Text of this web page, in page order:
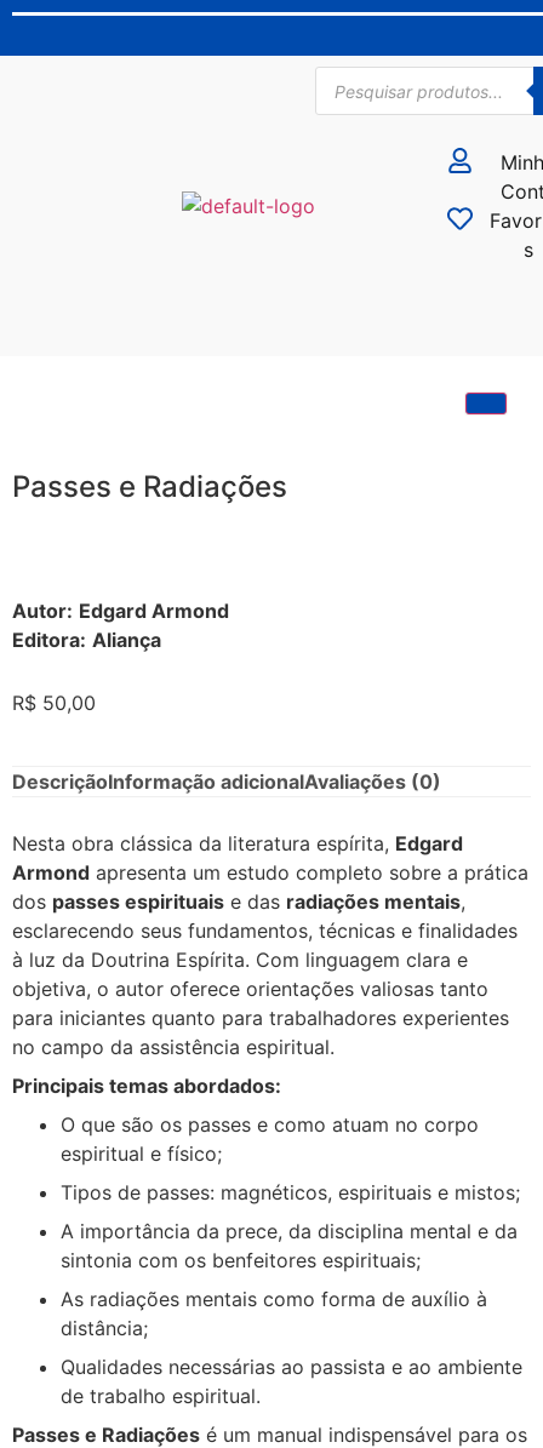
s
Passes e Radiações
Autor: Edgard Armond
Editora: Aliança
R$ 50,00
DescriçãoInformação adicionalAvaliações (0)
Nesta obra clássica da literatura espírita, Edgard
Armond apresenta um estudo completo sobre a prática
dos passes espirituais e das radiações mentais,
esclarecendo seus fundamentos, técnicas e finalidades
à luz da Doutrina Espírita. Com linguagem clara e
objetiva, o autor oferece orientações valiosas tanto
para iniciantes quanto para trabalhadores experientes
no campo da assistência espiritual.
Principais temas abordados:
O que são os passes e como atuam no corpo
espiritual e físico;
Tipos de passes: magnéticos, espirituais e mistos;
A importância da prece, da disciplina mental e da
sintonia com os benfeitores espirituais;
As radiações mentais como forma de auxílio à
distância;
Qualidades necessárias ao passista e ao ambiente
de trabalho espiritual.
Passes e Radiações é um manual indispensável para os